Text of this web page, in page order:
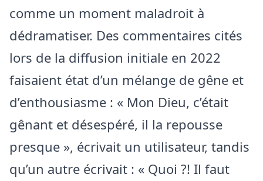
comme un moment maladroit à
dédramatiser. Des commentaires cités
lors de la diffusion initiale en 2022
faisaient état d’un mélange de gêne et
d’enthousiasme : « Mon Dieu, c’était
gênant et désespéré, il la repousse
presque », écrivait un utilisateur, tandis
qu’un autre écrivait : « Quoi ?! Il faut